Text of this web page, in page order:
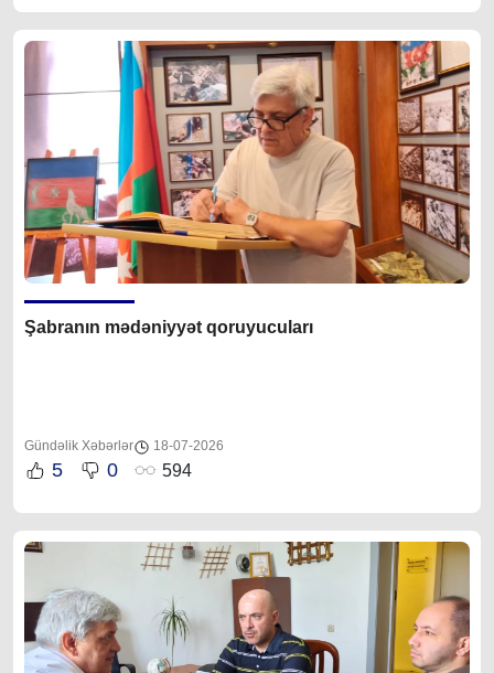
Şabranın mədəniyyət qoruyucuları
Gündəlik Xəbərlər 18-07-2026
5 0 594